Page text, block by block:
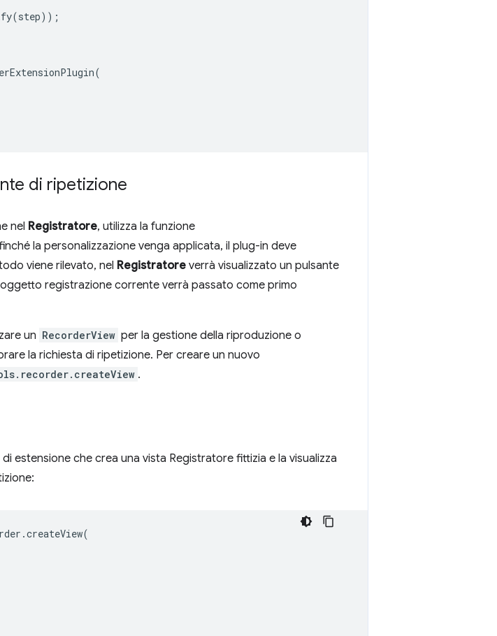
(step));
(
di ripetizione
nel Registratore, utilizza la funzione
la personalizzazione venga applicata, il plug-in deve
viene rilevato, nel Registratore verrà visualizzato un pulsante
registrazione corrente verrà passato come primo
un RecorderView per la gestione della riproduzione o
la richiesta di ripetizione. Per creare un nuovo
.
estensione che crea una vista Registratore fittizia e la visualizza
.createView(